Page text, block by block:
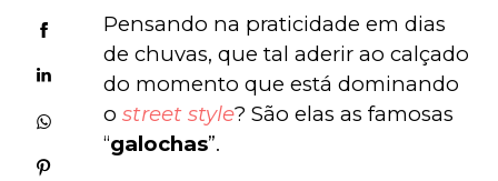
Pensando na praticidade em dias
de chuvas, que tal aderir ao calçado
do momento que está dominando
o street style? São elas as famosas
“galochas”.